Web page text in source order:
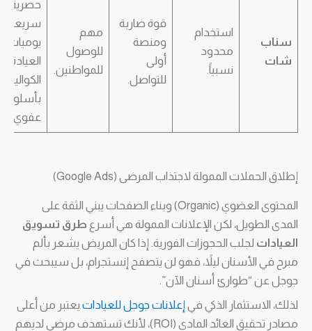
سناب
شات
استخدام
محدود
نسبياً.
قوة ضاربة
ومنصة
أولى
للتواصل.
مهم
للوصول
للمواطنين.
حصرية
سريعة،
يوميات
العيادة
بأسلوب
عفوي.
إطلاق الحملات الممولة لاجتذاب المرضى (Google Ads)
المحتوى العضوي (Organic) وبناء الصفحات يبني الثقة على
المدى الطويل، لكن الإعلانات الممولة هي أسرع طرق تسويق
العيادات لجلب الحجوزات الفورية. إذا كان المريض يشعر بألم
مبرح في الأسنان ليلاً، فهو لن يتصفح إنستجرام، بل سيبحث في
جوجل عن “طوارئ أسنان الآن”.
لذلك، الاستثمار الذكي في إعلانات جوجل للعيادات يعتبر من أعلى
مصادر تحقيق العائد المادي (ROI)، لأنك تستهدف مرضى لديهم